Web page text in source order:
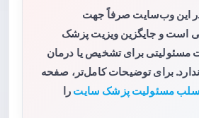
این وب‌سایت صرفاً جهت
است و جایگزین ویزیت پزشک
برای تشخیص یا درمان
برای توضیحات کامل‌تر، صفحه
مسئولیت پزشک سایت را